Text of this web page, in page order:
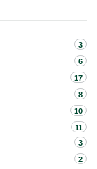
3
6
17
8
10
11
3
2